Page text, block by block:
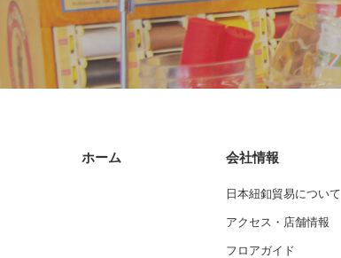
ホーム 会社情報
日本紐釦貿易について
アクセス・店舗情報
フロアガイド